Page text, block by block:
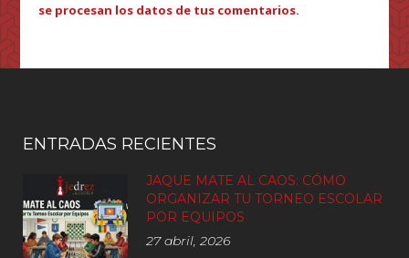
se procesan los datos de tus comentarios.
ENTRADAS RECIENTES
JAQUE MATE AL CAOS: CÓMO
ORGANIZAR TU TORNEO ESCOLAR
POR EQUIPOS
27 abril, 2026